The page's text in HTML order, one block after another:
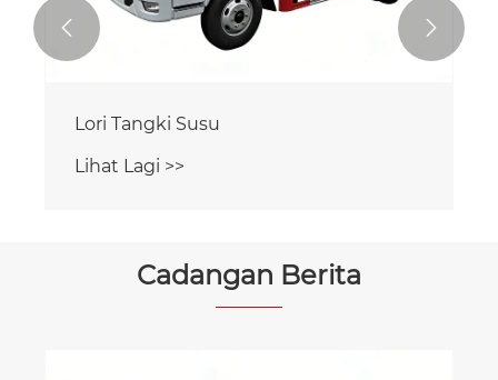
Lori Tangki Susu
Lihat Lagi >>
 
Cadangan Berita